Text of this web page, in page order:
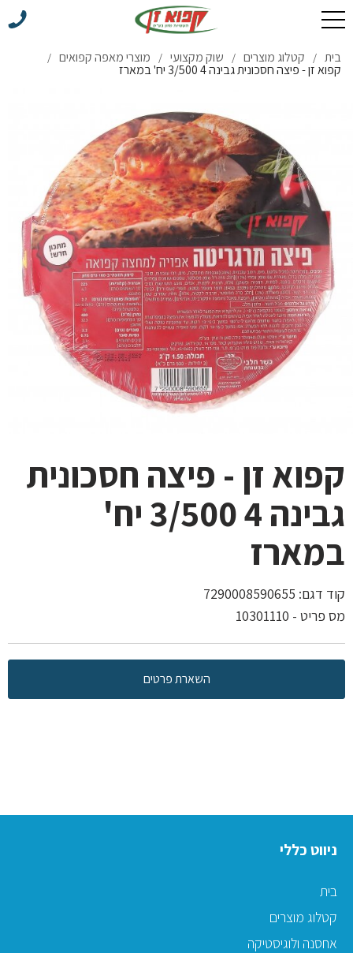
בית / קטלוג מוצרים / שוק מקצועי / מוצרי מאפה קפואים /
קפוא זן - פיצה חסכונית גבינה 4 3/500 יח' במארז
קפוא זן - פיצה חסכונית
גבינה 4 3/500 יח'
במארז
קוד דגם: 7290008590655
מס פריט - 10301110
השארת פרטים
ניווט כללי
בית
קטלוג מוצרים
אחסנה ולוגיסטיקה